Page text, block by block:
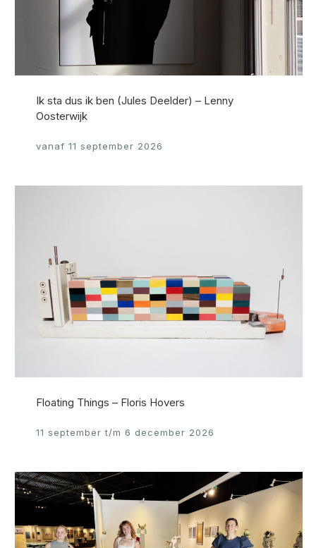
Ik sta dus ik ben (Jules Deelder) – Lenny
Oosterwijk
vanaf 11 september 2026
Floating Things – Floris Hovers
11 september t/m 6 december 2026